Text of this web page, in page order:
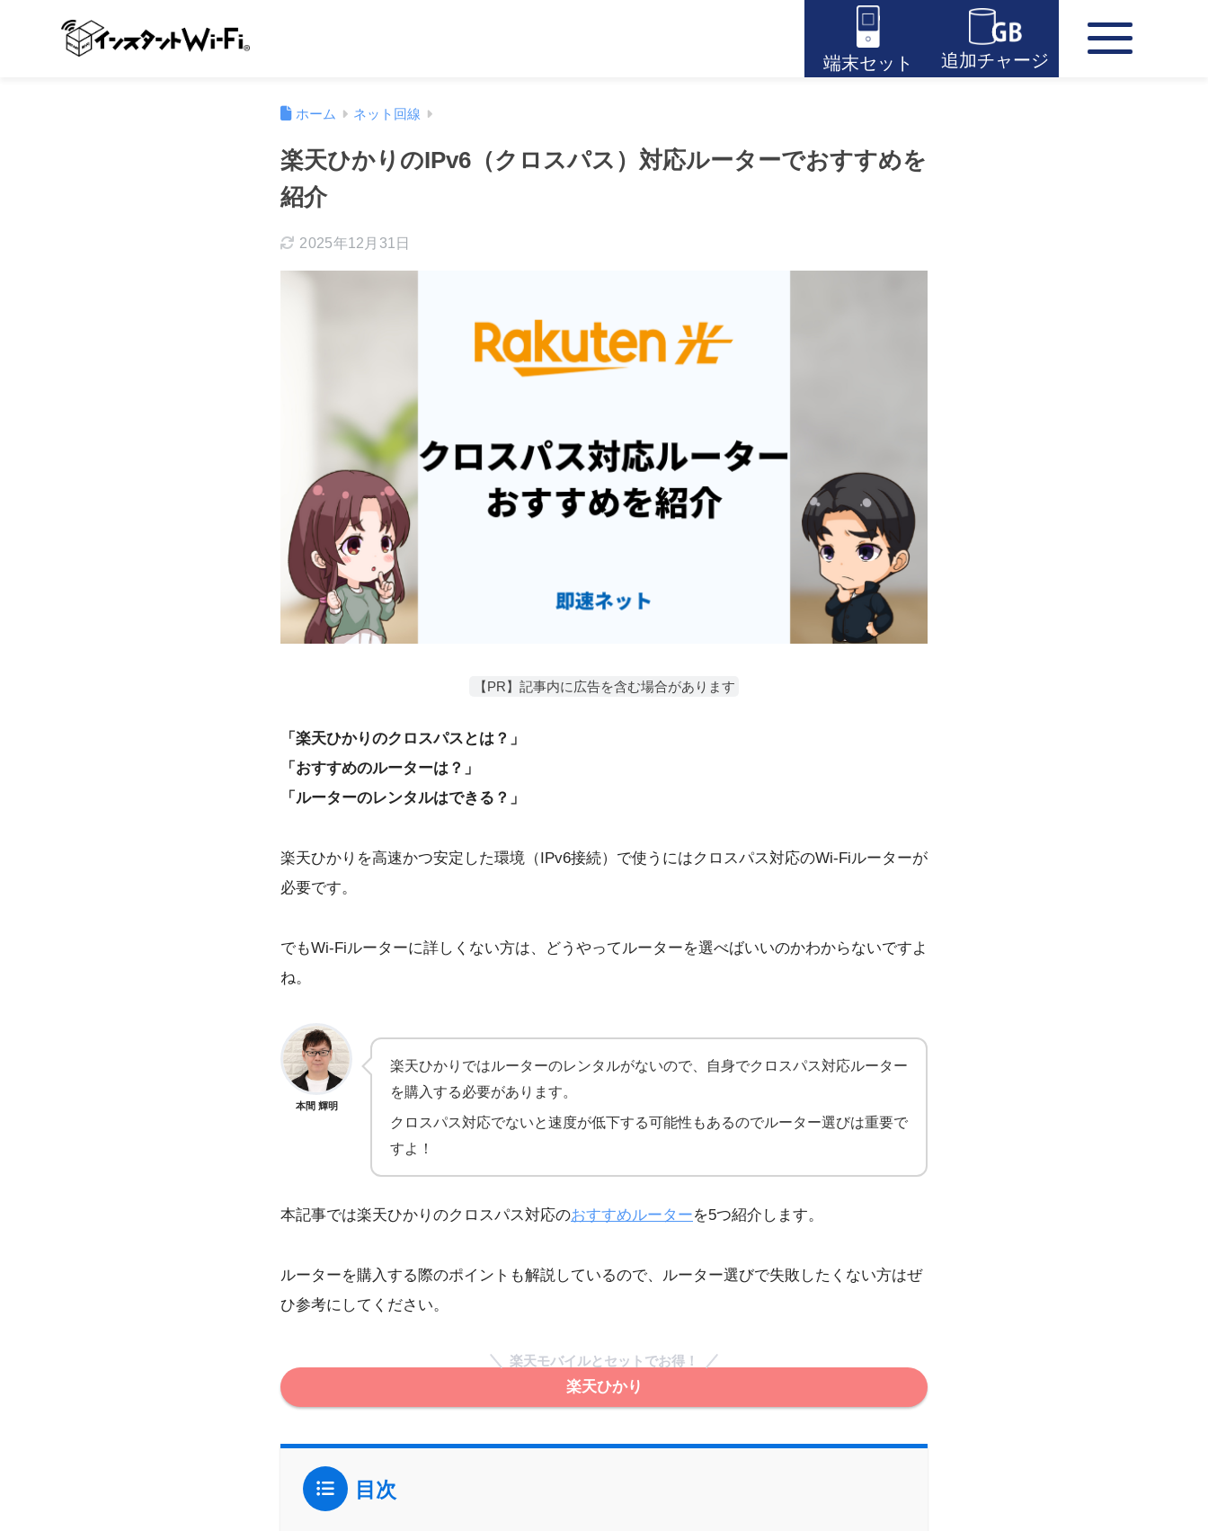
端末セット 追加チャージ
ホーム ネット回線
楽天ひかりのIPv6（クロスパス）対応ルーターでおすすめを
紹介
2025年12月31日
【PR】記事内に広告を含む場合があります
「楽天ひかりのクロスパスとは？」
「おすすめのルーターは？」
「ルーターのレンタルはできる？」
楽天ひかりを高速かつ安定した環境（IPv6接続）で使うにはクロスパス対応のWi-Fiルーターが
必要です。
でもWi-Fiルーターに詳しくない方は、どうやってルーターを選べばいいのかわからないですよ
ね。
本間 輝明
楽天ひかりではルーターのレンタルがないので、自身でクロスパス対応ルーター
を購入する必要があります。
クロスパス対応でないと速度が低下する可能性もあるのでルーター選びは重要で
すよ！
本記事では楽天ひかりのクロスパス対応のおすすめルーターを5つ紹介します。
ルーターを購入する際のポイントも解説しているので、ルーター選びで失敗したくない方はぜ
ひ参考にしてください。
楽天モバイルとセットでお得！
楽天ひかり
目次